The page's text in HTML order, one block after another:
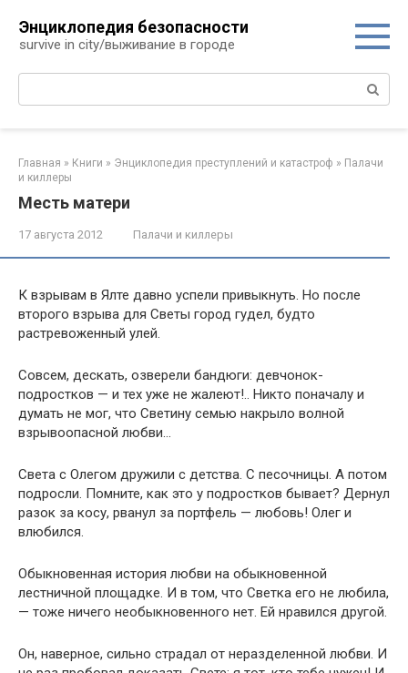
контенту
Энциклопедия безопасности
survive in city/выживание в городе
Поиск:
Главная » Книги » Энциклопедия преступлений и катастроф » Палачи
и киллеры
Месть матери
17 августа 2012 Палачи и киллеры
К взрывам в Ялте давно успели привыкнуть. Но после
второго взрыва для Светы город гудел, будто
растревоженный улей.
Совсем, дескать, озверели бандюги: девчонок-
подростков — и тех уже не жалеют!.. Никто поначалу и
думать не мог, что Светину семью накрыло волной
взрывоопасной любви…
Света с Олегом дружили с детства. С песочницы. А потом
подросли. Помните, как это у подростков бывает? Дернул
разок за косу, рванул за портфель — любовь! Олег и
влюбился.
Обыкновенная история любви на обыкновенной
лестничной площадке. И в том, что Светка его не любила,
— тоже ничего необыкновенного нет. Ей нравился другой.
Он, наверное, сильно страдал от неразделенной любви. И